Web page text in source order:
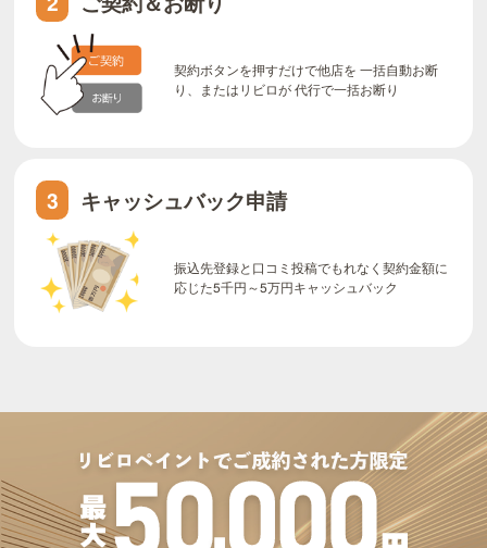
契約ボタンを押すだけで他店を 一括自動お断
り、またはリビロが 代行で一括お断り
3 キャッシュバック申請
振込先登録と口コミ投稿でもれなく契約金額に
応じた5千円～5万円キャッシュバック